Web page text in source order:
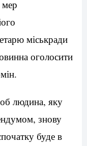
мер
міськради
оголосити
людина, яку
знову
буде в